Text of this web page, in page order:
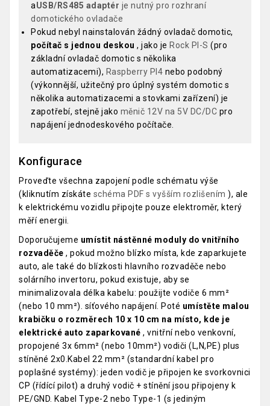
aUSB/RS485 adaptér je nutný pro rozhraní
domotického ovladače
Pokud nebyl nainstalován žádný ovladač domotic,
počítač s jednou deskou , jako je Rock PI-S (pro
základní ovladač domotic s několika
automatizacemi), Raspberry PI4 nebo podobný
(výkonnější, užitečný pro úplný systém domotic s
několika automatizacemi a stovkami zařízení) je
zapotřebí, stejně jako měnič 12V na 5V DC/DC pro
napájení jednodeskového počítače.
Konfigurace
Proveďte všechna zapojení podle schématu výše
(kliknutím získáte schéma PDF s vyšším rozlišením ), ale
k elektrickému vozidlu připojte pouze elektroměr, který
měří energii.
Doporučujeme umístit nástěnné moduly do vnitřního
rozvaděče , pokud možno blízko místa, kde zaparkujete
auto, ale také do blízkosti hlavního rozvaděče nebo
solárního invertoru, pokud existuje, aby se
minimalizovala délka kabelu: použijte vodiče 6 mm²
(nebo 10 mm²). síťového napájení. Poté umístěte malou
krabičku o rozměrech 10 x 10 cm na místo, kde je
elektrické auto zaparkované , vnitřní nebo venkovní,
propojené 3x 6mm² (nebo 10mm²) vodiči (L,N,PE) plus
stíněné 2x0.Kabel 22 mm² (standardní kabel pro
poplašné systémy): jeden vodič je připojen ke svorkovnici
CP (řídící pilot) a druhý vodič + stínění jsou připojeny k
PE/GND. Kabel Type-2 nebo Type-1 (s jediným